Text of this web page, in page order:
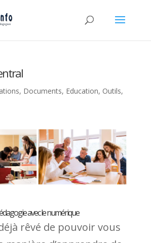
, Documents, Education, Outils,
avec le numérique
rêvé de pouvoir vous